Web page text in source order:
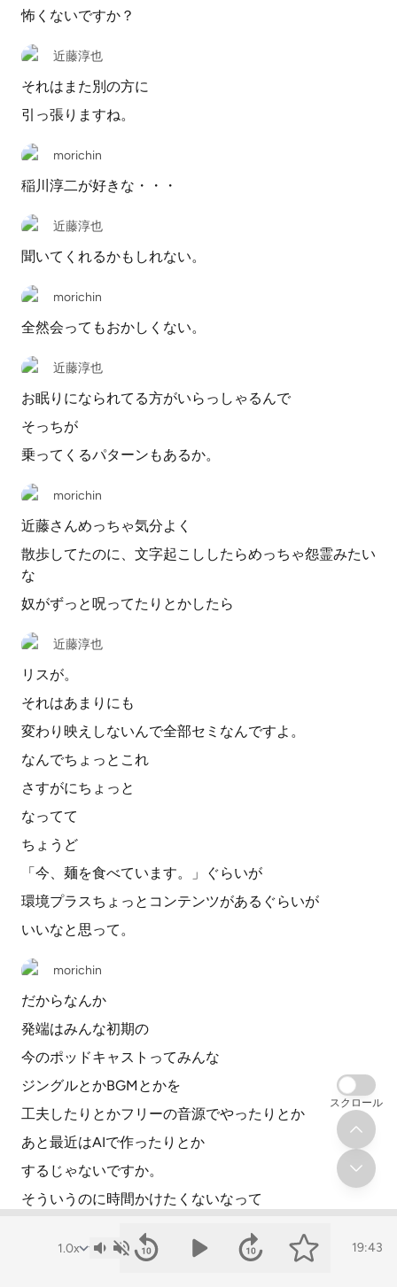
怖くないですか？
近藤淳也
それはまた別の方に
引っ張りますね。
morichin
稲川淳二が好きな・・・
近藤淳也
聞いてくれるかもしれない。
morichin
全然会ってもおかしくない。
近藤淳也
お眠りになられてる方がいらっしゃるんで
そっちが
乗ってくるパターンもあるか。
morichin
近藤さんめっちゃ気分よく
散歩してたのに、文字起こししたらめっちゃ怨霊みたい
な
奴がずっと呪ってたりとかしたら
近藤淳也
リスが。
それはあまりにも
変わり映えしないんで全部セミなんですよ。
なんでちょっとこれ
さすがにちょっと
なってて
ちょうど
「今、麺を食べています。」ぐらいが
環境プラスちょっとコンテンツがあるぐらいが
いいなと思って。
morichin
だからなんか
発端はみんな初期の
今のポッドキャストってみんな
ジングルとかBGMとかを
工夫したりとかフリーの音源でやったりとか
あと最近はAIで作ったりとか
するじゃないですか。
そういうのに時間かけたくないなって
自分がバンドというか音楽やってたから
19:43
スクロール